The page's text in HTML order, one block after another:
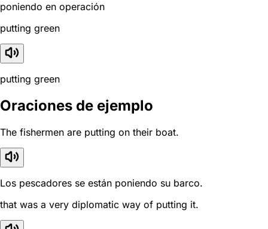
poniendo en operación
putting green
putting green
Oraciones de ejemplo
The fishermen are putting on their boat.
Los pescadores se están poniendo su barco.
that was a very diplomatic way of putting it.